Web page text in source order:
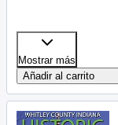
Mostrar más
Añadir al carrito